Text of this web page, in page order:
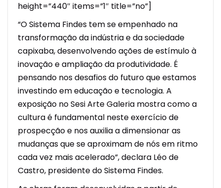
height=”440″ items=”1″ title=”no”]
“O Sistema Findes tem se empenhado na
transformação da indústria e da sociedade
capixaba, desenvolvendo ações de estímulo à
inovação e ampliação da produtividade. É
pensando nos desafios do futuro que estamos
investindo em educação e tecnologia. A
exposição no Sesi Arte Galeria mostra como a
cultura é fundamental neste exercício de
prospecção e nos auxilia a dimensionar as
mudanças que se aproximam de nós em ritmo
cada vez mais acelerado”, declara Léo de
Castro, presidente do Sistema Findes.